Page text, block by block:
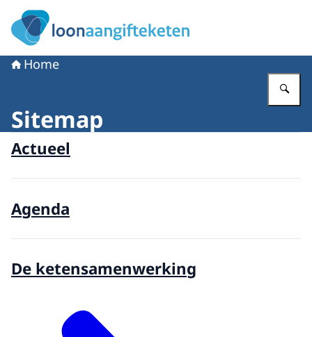
Naar de homepage van Loonaangifteketen
Home
Sitemap
Actueel
Agenda
De ketensamenwerking